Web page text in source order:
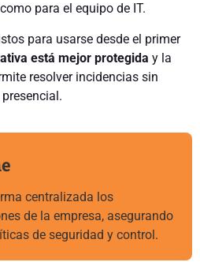
para el equipo de IT.
para usarse desde el primer
está mejor protegida y la
resolver incidencias sin
centralizada los
de la empresa, asegurando
de seguridad y control.